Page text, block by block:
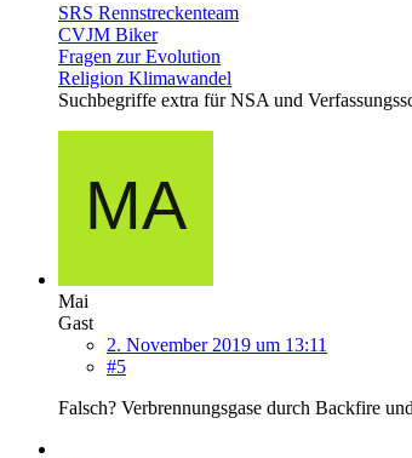
SRS Rennstreckenteam
CVJM Biker
Fragen zur Evolution
Religion Klimawandel
Suchbegriffe extra für NSA und
Mai
Gast
2. November 2019 um 13:11
#5
Falsch? Verbrennungsgase durch Backfire